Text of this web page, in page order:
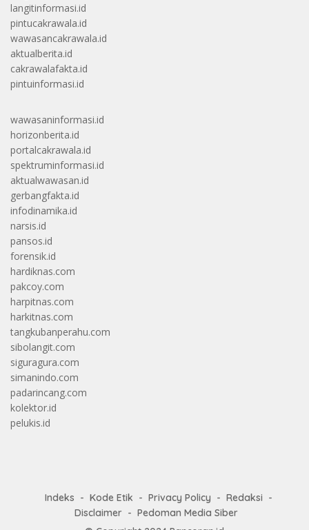
langitinformasi.id
pintucakrawala.id
wawasancakrawala.id
aktualberita.id
cakrawalafakta.id
pintuinformasi.id
wawasaninformasi.id
horizonberita.id
portalcakrawala.id
spektruminformasi.id
aktualwawasan.id
gerbangfakta.id
infodinamika.id
narsis.id
pansos.id
forensik.id
hardiknas.com
pakcoy.com
harpitnas.com
harkitnas.com
tangkubanperahu.com
sibolangit.com
siguragura.com
simanindo.com
padarincang.com
kolektor.id
pelukis.id
Indeks Kode Etik Privacy Policy
Redaksi
Disclaimer
Pedoman Media Siber